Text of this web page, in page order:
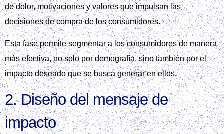
de dolor, motivaciones y valores que impulsan las
decisiones de compra de los consumidores.
Esta fase permite segmentar a los consumidores de manera
más efectiva, no solo por demografía, sino también por el
impacto deseado que se busca generar en ellos.
2. Diseño del mensaje de
impacto